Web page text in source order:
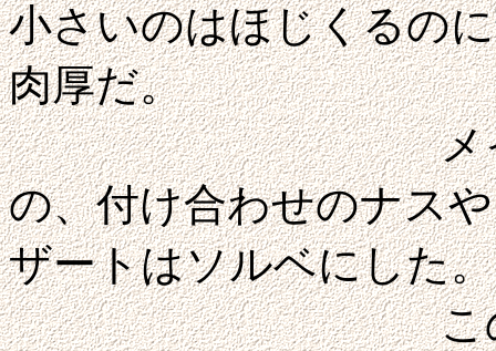
小さいのはほじくるの
肉厚だ。
メインはタラ
の、付け合わせのナス
ザートはソルベにした。
このレストラ